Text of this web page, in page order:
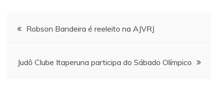
Navegação
Robson Bandeira é reeleito na AJVRJ
Judô Clube Itaperuna participa do Sábado Olímpico